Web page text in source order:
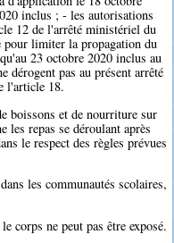
inclus ; - les autorisations
12 de l'arrêté ministériel du
pour limiter la propagation du
23 octobre 2020 inclus au
dérogent pas au présent arrêté
l'article 18.
boissons et de nourriture sur
les repas se déroulant après
le respect des règles prévues
les communautés scolaires,
corps ne peut pas être exposé.